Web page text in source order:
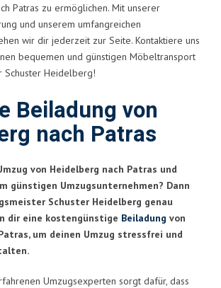
Patras zu ermöglichen. Mit unserer
und unserem umfangreichen
wir dir jederzeit zur Seite. Kontaktiere uns
bequemen und günstigen Möbeltransport
Schuster Heidelberg!
Beiladung von
nach Patras
von Heidelberg nach Patras und
günstigen Umzugsunternehmen? Dann
Schuster Heidelberg genau
dir eine kostengünstige Beiladung von
um deinen Umzug stressfrei und
Umzugsexperten sorgt dafür, dass